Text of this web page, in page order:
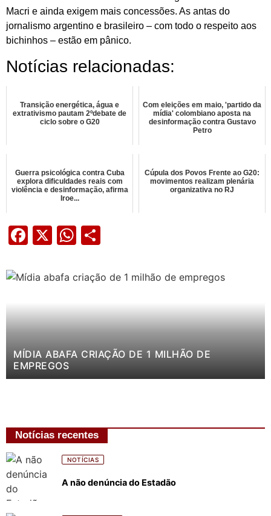
Macri e ainda exigem mais concessões. As antas do
jornalismo argentino e brasileiro – com todo o respeito aos
bichinhos – estão em pânico.
Notícias relacionadas:
Transição energética, água e
extrativismo pautam 2ºdebate de
ciclo sobre o G20
Com eleições em maio, 'partido da
mídia' colombiano aposta na
desinformação contra Gustavo
Petro
Guerra psicológica contra Cuba
explora dificuldades reais com
violência e desinformação, afirma
Iroe...
Cúpula dos Povos Frente ao G20:
movimentos realizam plenária
organizativa no RJ
Facebook
X WhatsApp
MÍDIA ABAFA CRIAÇÃO DE 1 MILHÃO DE
EMPREGOS
Notícias recentes
NOTÍCIAS
A não denúncia do Estadão